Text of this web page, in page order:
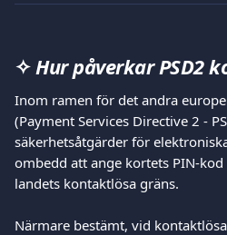
✧ Hur påverkar PSD2
Inom ramen för det andra
(Payment Services Directive 2 -
säkerhetsåtgärder för
ombedd att ange kortets PIN-
landets kontaktlösa gräns.
Närmare bestämt, vid